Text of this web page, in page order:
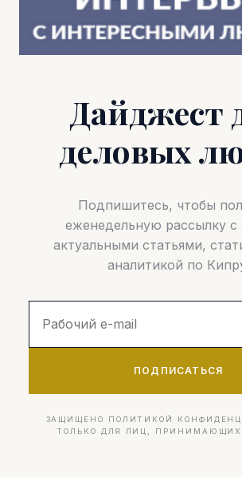
Дайджест
деловых
Подпишитесь, чтобы
еженедельную рассылку
актуальными статьями,
аналитикой по
ПОДПИСАТЬСЯ
ЗАЩИЩЕНО ПОЛИТИКОЙ
ТОЛЬКО ДЛЯ ЛИЦ, ПРИНИМАЮЩИХ